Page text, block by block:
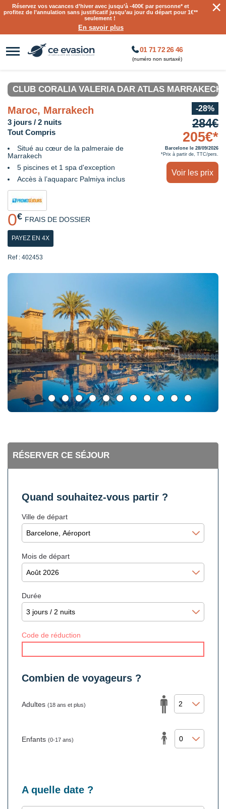
Réservez vos vacances d’hiver avec jusqu’à-400€ par personne* et
profitez de l’annulation sans justificatif jusqu’au jour du départ pour 1€**
seulement !
En savoir plus
×
01 71 72 26 46
(numéro non surtaxé)
CLUB CORALIA VALERIA DAR ATLAS MARRAKECH
Maroc, Marrakech
3 jours / 2 nuits
Tout Compris
Situé au cœur de la palmeraie de
Marrakech
5 piscines et 1 spa d'exception
Accès à l’aquaparc Palmiya inclus
0€ FRAIS DE DOSSIER
PAYEZ EN 4X
Ref : 402453
-28%
284€
205€*
Barcelone le 28/09/2026
*Prix à partir de, TTC/pers.
Voir les prix
RÉSERVER CE SÉJOUR
Quand souhaitez-vous partir ?
Ville de départ
Mois de départ
Durée
Code de réduction
Combien de voyageurs ?
Adultes (18 ans et plus)
Enfants (0-17 ans)
A quelle date ?